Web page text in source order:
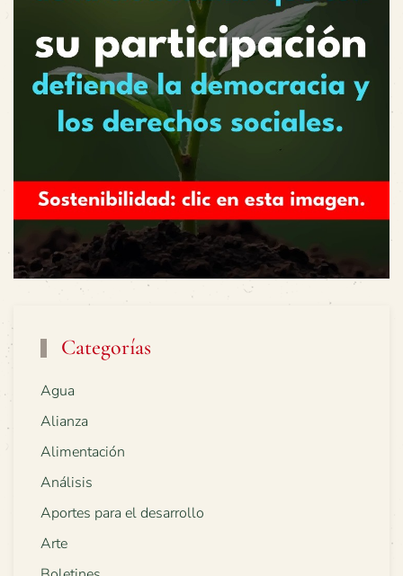
Categorías
Agua
Alianza
Alimentación
Análisis
Aportes para el desarrollo
Arte